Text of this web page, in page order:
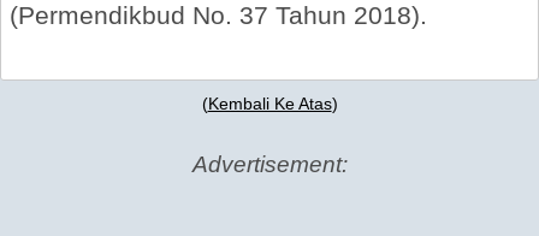
(Permendikbud No. 37 Tahun 2018).
(Kembali Ke Atas)
Advertisement: